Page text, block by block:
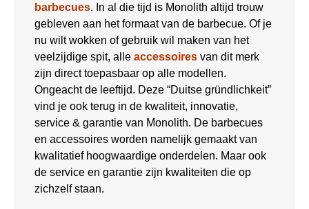
barbecues. In al die tijd is Monolith altijd trouw
gebleven aan het formaat van de barbecue. Of je
nu wilt wokken of gebruik wil maken van het
veelzijdige spit, alle accessoires van dit merk
zijn direct toepasbaar op alle modellen.
Ongeacht de leeftijd. Deze “Duitse gründlichkeit”
vind je ook terug in de kwaliteit, innovatie,
service & garantie van Monolith. De barbecues
en accessoires worden namelijk gemaakt van
kwalitatief hoogwaardige onderdelen. Maar ook
de service en garantie zijn kwaliteiten die op
zichzelf staan.